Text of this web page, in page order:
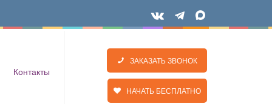
Контакты
ЗАКАЗАТЬ ЗВОНОК
НАЧАТЬ БЕСПЛАТНО